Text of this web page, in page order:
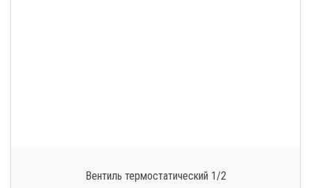
Вентиль термостатический 1/2